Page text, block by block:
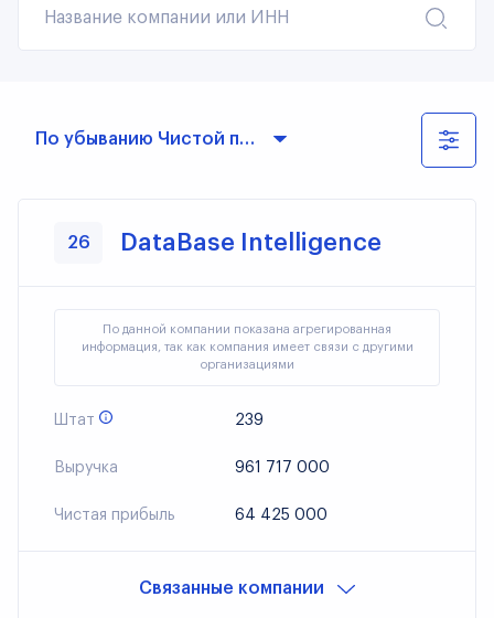
Название компании или ИНН
По убыванию Чистой прибыли
26 DataBase Intelligence
По данной компании показана агрегированная
информация, так как компания имеет связи с другими
организациями
Штат 239
Выручка 961 717 000
Чистая прибыль 64 425 000
ДИБИАЙ, ОООСвязанные компании